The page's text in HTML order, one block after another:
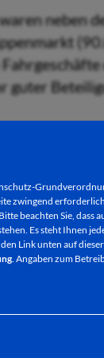
zwingend
beachten Sie, dass
Es steht Ihnen
Link unten auf
. Angaben zum
neben
guter
wurden
vom
Markus
Thomas
auf